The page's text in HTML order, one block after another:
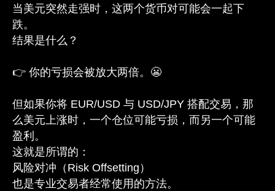
当美元突然走强时，这两个货币对可能会一起下
跌。
结果是什么？
👉 你的亏损会被放大两倍。😬
但如果你将 EUR/USD 与 USD/JPY 搭配交易，那
么美元上涨时，一个仓位可能亏损，而另一个可能
盈利。
这就是所谓的：
风险对冲（Risk Offsetting）
也是专业交易者经常使用的方法。